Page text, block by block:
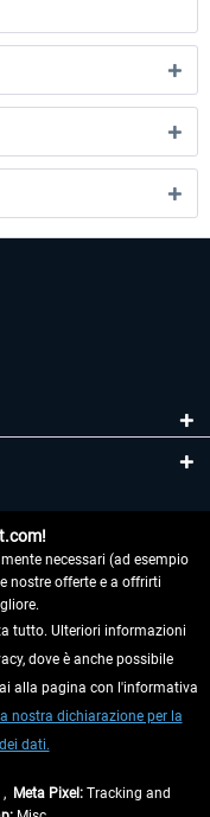
necessari (ad esempio
nostre offerte e a offrirti
tutto. Ulteriori informazioni
dove è anche possibile
alla pagina con l'informativa
nostra dichiarazione per la
dati.
Meta Pixel: Tracking and